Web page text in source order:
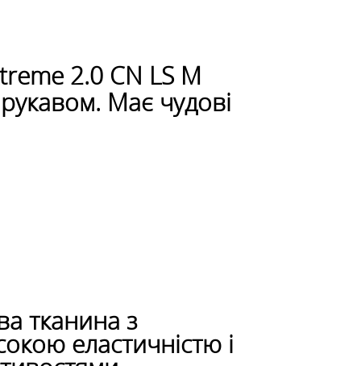
2.0 CN LS M
Має чудові
тканина з
еластичністю і